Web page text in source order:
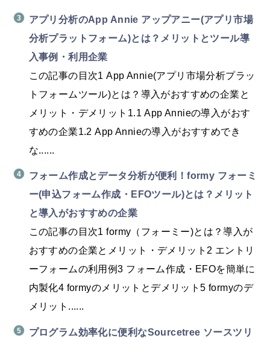
アプリ分析のApp Annie アップアニー(アプリ市場
分析プラットフォーム)とは？メリットとツール導
入事例・利用企業
この記事の目次1 App Annie(アプリ市場分析プラッ
トフォームツール)とは？導入がおすすめの企業と
メリット・デメリット1.1 App Annieの導入がおす
すめの企業1.2 App Annieの導入がおすすめでき
な......
フォーム作成とデータ分析が便利！formy フォーミ
ー(申込フォーム作成・EFOツール)とは？メリット
と導入がおすすめの企業
この記事の目次1 formy（フォーミー)とは？導入が
おすすめの企業とメリット・デメリット2 エントリ
ーフォームの利用例3 フォーム作成・EFOを簡単に
内製化4 formyのメリットとデメリット5 formyのデ
メリット......
プログラム効率化に便利なSourcetree ソースツリ